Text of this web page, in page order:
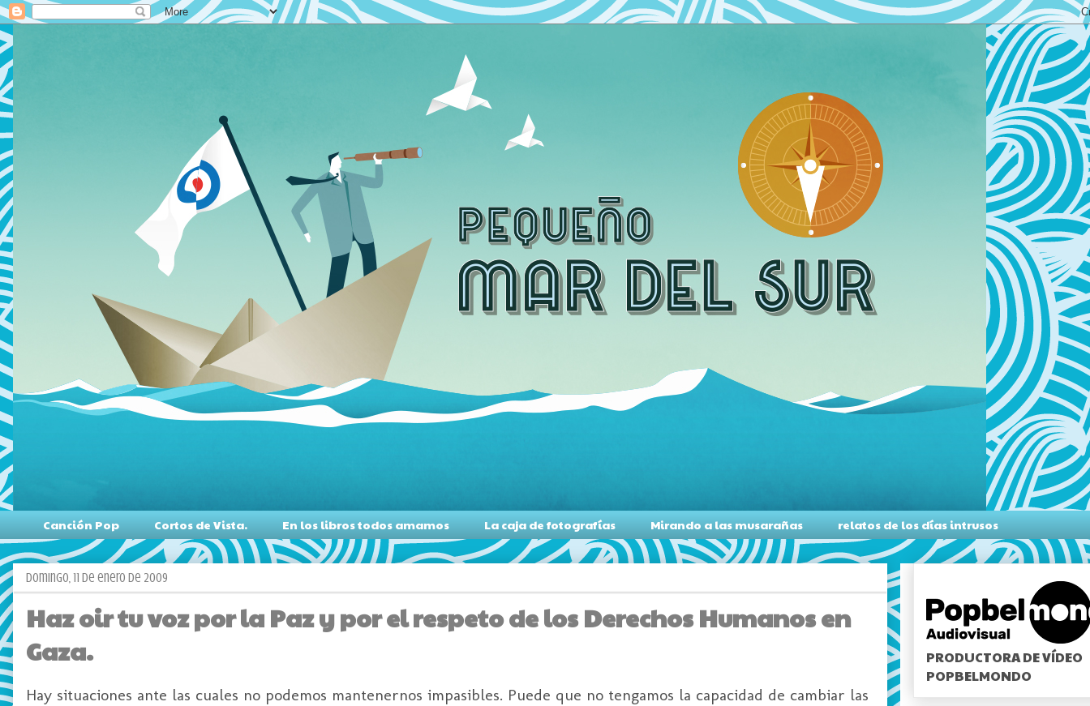
Canción Pop Cortos de Vista. En los libros todos amamos La caja de fotografías Mirando a las musarañas relatos de los días intrusos
domingo, 11 de enero de 2009
Haz oir tu voz por la Paz y por el respeto de los Derechos Humanos en
Gaza.
Hay situaciones ante las cuales no podemos mantenernos impasibles. Puede que no tengamos la capacidad de cambiar las
PRODUCTORA DE VÍDEO
POPBELMONDO